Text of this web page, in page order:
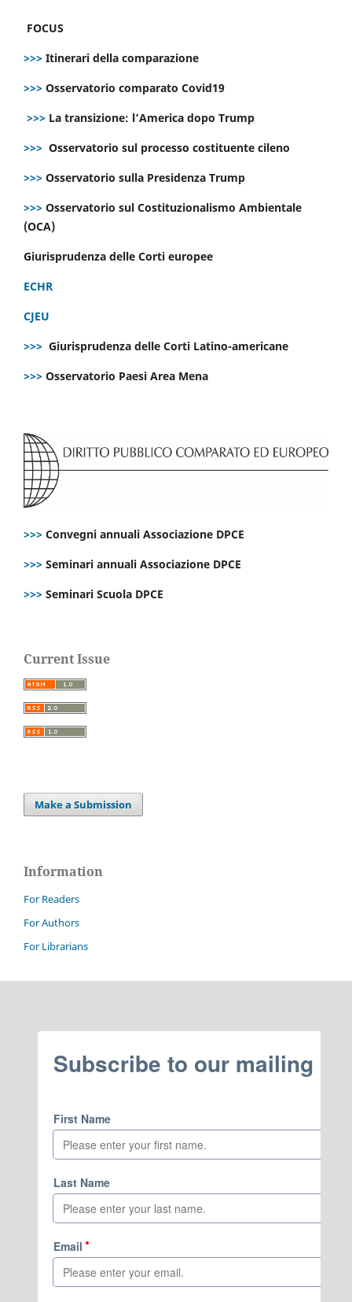
FOCUS
>>> Itinerari della comparazione
>>> Osservatorio comparato Covid19
>>> La transizione: l’America dopo Trump
>>> Osservatorio sul processo costituente cileno
>>> Osservatorio sulla Presidenza Trump
>>> Osservatorio sul Costituzionalismo Ambientale
(OCA)
Giurisprudenza delle Corti europee
ECHR
CJEU
>>> Giurisprudenza delle Corti Latino-americane
>>> Osservatorio Paesi Area Mena
>>> Convegni annuali Associazione DPCE
>>> Seminari annuali Associazione DPCE
>>> Seminari Scuola DPCE
Current Issue
Make a Submission
Information
For Readers
For Authors
For Librarians